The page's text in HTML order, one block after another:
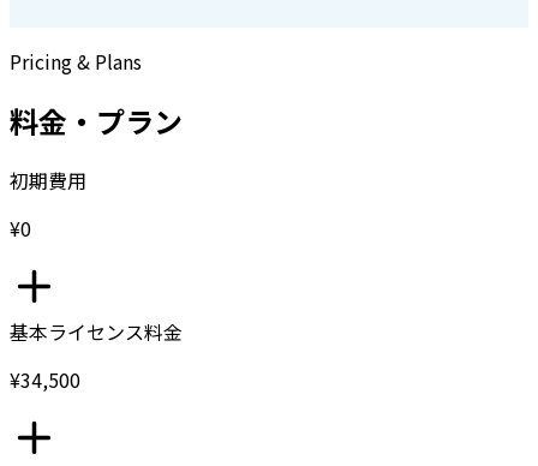
Pricing & Plans
料金・プラン
初期費用
¥0
基本ライセンス料金
¥34,500